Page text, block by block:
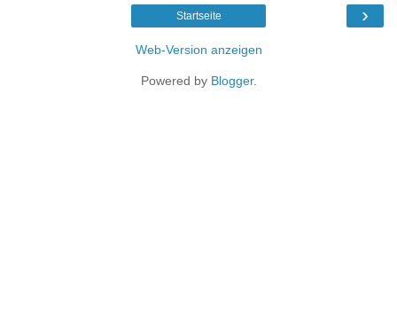
›
Startseite
Web-Version anzeigen
Powered by Blogger.